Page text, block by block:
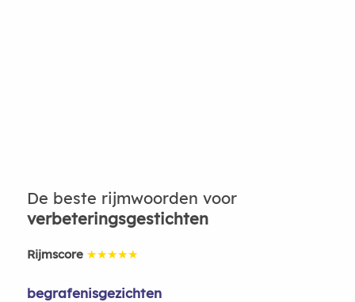
De beste rijmwoorden voor
verbeteringsgestichten
Rijmscore ★★★★★
begrafenisgezichten